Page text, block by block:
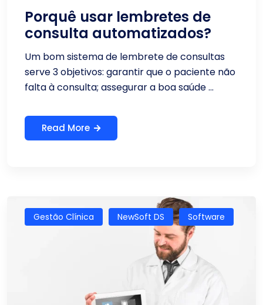
Porquê usar lembretes de
consulta automatizados?
Um bom sistema de lembrete de consultas
serve 3 objetivos: garantir que o paciente não
falta à consulta; assegurar a boa saúde ...
Read More
Gestão Clínica NewSoft DS Software